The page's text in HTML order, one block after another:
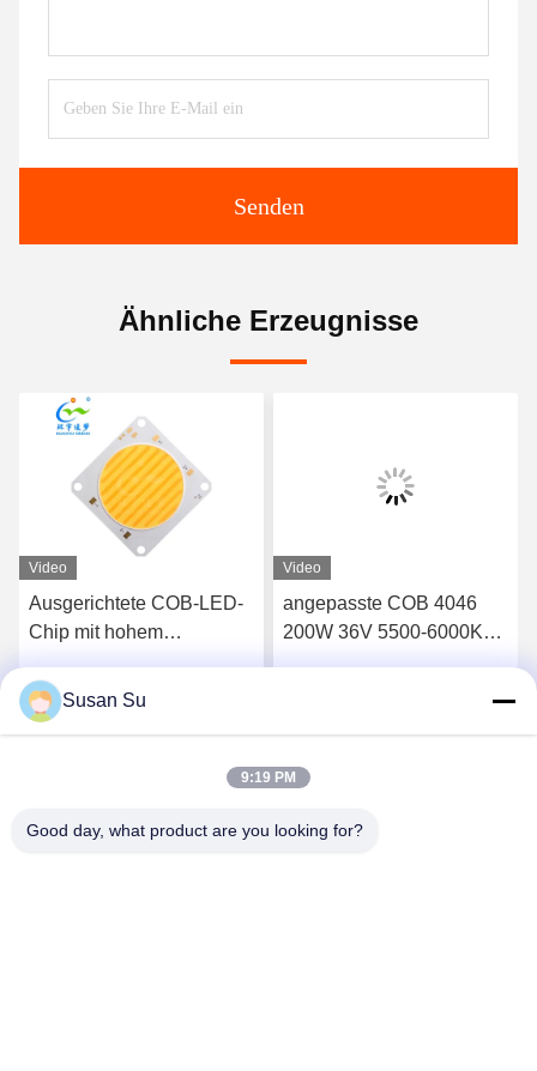
Senden
Ähnliche Erzeugnisse
Video
Ausgerichtete COB-LED-
Chip mit hohem
150W+150W 54V LED
COB 2700K+6500K
Video
angepasste COB 4046
200W 36V 5500-6000K
Susan Su
9:19 PM
Good day, what product are you looking for?